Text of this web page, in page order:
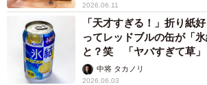
2026.06.11
「天才すぎる！」折り紙
ってレッドブルの缶が「
と？笑 「ヤバすぎて草」
反響中将 タカノリ
2026.06.03